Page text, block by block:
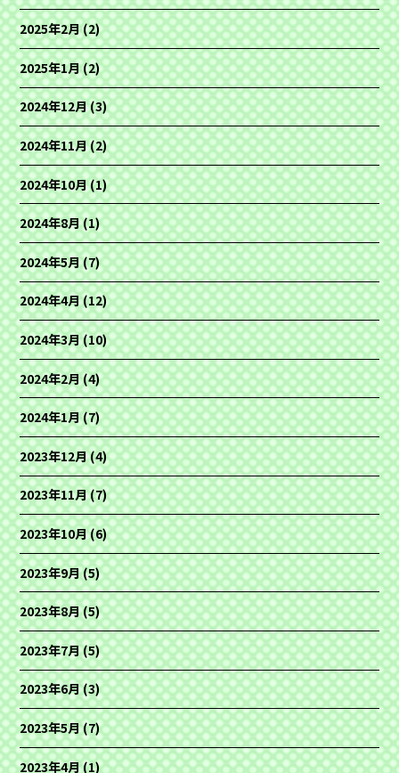
2025年2月(2)
2025年1月(2)
2024年12月(3)
2024年11月(2)
2024年10月(1)
2024年8月(1)
2024年5月(7)
2024年4月(12)
2024年3月(10)
2024年2月(4)
2024年1月(7)
2023年12月(4)
2023年11月(7)
2023年10月(6)
2023年9月(5)
2023年8月(5)
2023年7月(5)
2023年6月(3)
2023年5月(7)
2023年4月(1)